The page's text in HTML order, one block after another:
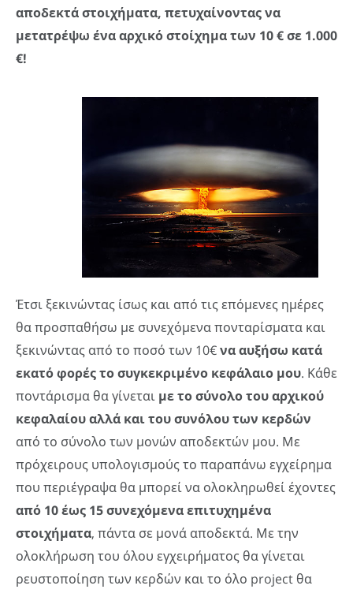
αποδεκτά στοιχήματα, πετυχαίνοντας να
μετατρέψω ένα αρχικό στοίχημα των 10 € σε 1.000
€!
Έτσι ξεκινώντας ίσως και από τις επόμενες ημέρες
θα προσπαθήσω με συνεχόμενα πονταρίσματα και
ξεκινώντας από το ποσό των 10€να αυξήσω κατά
εκατό φορές το συγκεκριμένο κεφάλαιο μου. Κάθε
ποντάρισμα θα γίνεται με το σύνολο του αρχικού
κεφαλαίου αλλά και του συνόλου των κερδών
από το σύνολο των μονών αποδεκτών μου. Με
πρόχειρους υπολογισμούς το παραπάνω εγχείρημα
που περιέγραψα θα μπορεί να ολοκληρωθεί έχοντες
από 10 έως 15 συνεχόμενα επιτυχημένα
στοιχήματα, πάντα σε μονά αποδεκτά. Με την
ολοκλήρωση του όλου εγχειρήματος θα γίνεται
ρευστοποίηση των κερδών και το όλο project θα